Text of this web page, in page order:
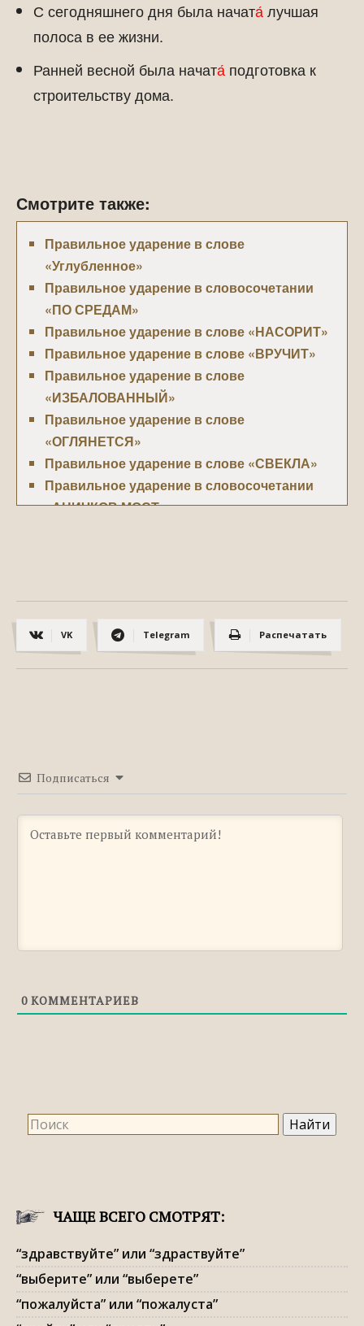
С сегодняшнего дня была начата́ лучшая
полоса в ее жизни.
Ранней весной была начата́ подготовка к
строительству дома.
Смотрите также:
Правильное ударение в слове
«Углубленное»
Правильное ударение в словосочетании
«ПО СРЕДАМ»
Правильное ударение в слове «НАСОРИТ»
Правильное ударение в слове «ВРУЧИТ»
Правильное ударение в слове
«ИЗБАЛОВАННЫЙ»
Правильное ударение в слове
«ОГЛЯНЕТСЯ»
Правильное ударение в слове «СВЕКЛА»
Правильное ударение в словосочетании
«АНИЧКОВ МОСТ»
Правильное ударение в слове «КАЗАКИ»
Правильное ударение в слове «ЛИЛА»
Правильное ударение в слове
«СОСРЕДОТОЧЕНИЕ»
Правильное ударение в слове
VK Telegram Распечатать
Подписаться
0 КОММЕНТАРИЕВ
ЧАЩЕ ВСЕГО СМОТРЯТ:
“здравствуйте” или “здраствуйте”
“выберите” или “выберете”
“пожалуйста” или “пожалуста”